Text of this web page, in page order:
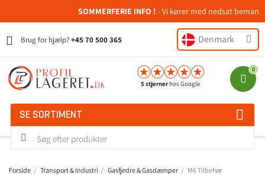
SOMMERFERIE INFO !- Vi kører med nedsat
Brug for hjælp?+45 70 500 365 Denmark
5 stjernerhos Google
SE SORTIMENT
Forside Transport & Industri Gasfjedre & Gasdæmper M6 Tilbehør